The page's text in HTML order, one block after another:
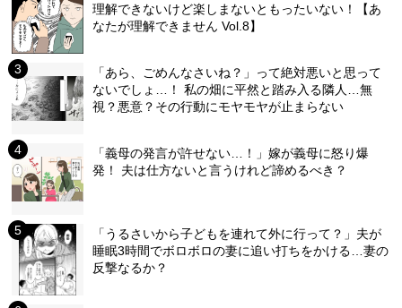
理解できないけど楽しまないともったいない！【あ
なたが理解できません Vol.8】
「あら、ごめんなさいね？」って絶対悪いと思って
ないでしょ…！ 私の畑に平然と踏み入る隣人…無
視？悪意？その行動にモヤモヤが止まらない
「義母の発言が許せない…！」嫁が義母に怒り爆
発！ 夫は仕方ないと言うけれど諦めるべき？
「うるさいから子どもを連れて外に行って？」夫が
睡眠3時間でボロボロの妻に追い打ちをかける…妻の
反撃なるか？